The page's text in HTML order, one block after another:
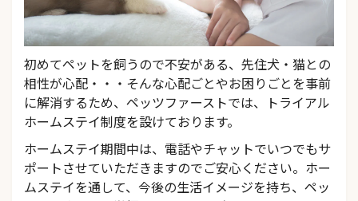
初めてペットを飼うので不安がある、先住犬・猫との
相性が心配・・・そんな心配ごとやお困りごとを事前
に解消するため、ペッツファーストでは、トライアル
ホームステイ制度を設けております。
ホームステイ期間中は、電話やチャットでいつでもサ
ポートさせていただきますのでご安心ください。ホー
ムステイを通して、今後の生活イメージを持ち、ペッ